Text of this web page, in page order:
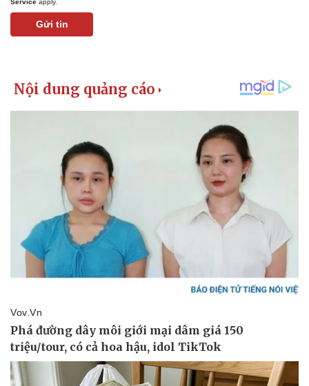
Service apply.
Gửi tin